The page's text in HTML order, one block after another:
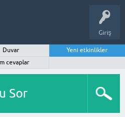
Giriş
Duvar
Yeni etkinlikler
cevaplar
Sor